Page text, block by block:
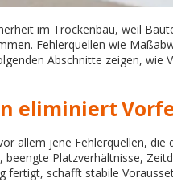
im Trockenbau, weil
Fehlerquellen wie
Abschnitte zeigen,
eliminiert
allem jene Fehlerquellen,
Platzverhältnisse,
fertigt, schafft stabile